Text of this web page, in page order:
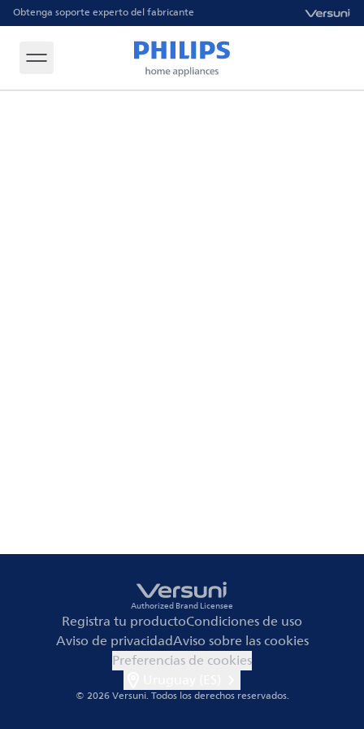
Obtenga soporte experto del fabricante
Authorized Brand Licensee
Registra tu productoCondiciones de uso
Aviso de privacidadAviso sobre las cookies
Preferencias de cookies
© 2026 Versuni.Todos los derechos reservados.